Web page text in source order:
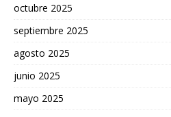
octubre 2025
septiembre 2025
agosto 2025
junio 2025
mayo 2025